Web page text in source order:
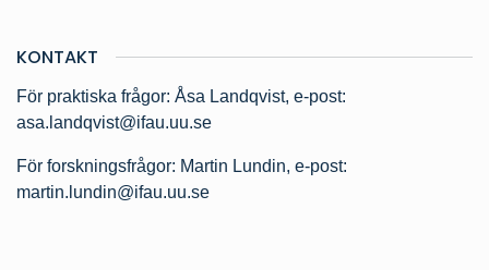
KONTAKT
För praktiska frågor: Åsa Landqvist, e-post:
asa.landqvist@ifau.uu.se
För forskningsfrågor: Martin Lundin, e-post:
martin.lundin@ifau.uu.se